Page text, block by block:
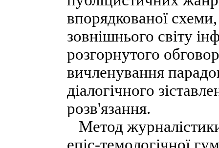
впорядкованої
зовнішнього світу
розгорнутого
вичленування
діалогічного
розв'язання.
Метод